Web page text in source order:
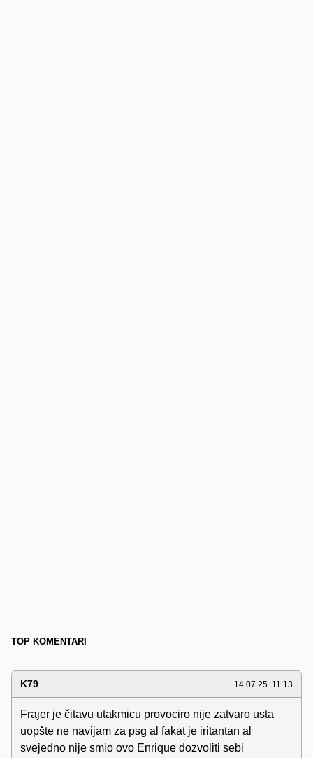
TOP KOMENTARI
K79 14.07.25. 11:13
Frajer je čitavu utakmicu provociro nije zatvaro usta
uopšte ne navijam za psg al fakat je iritantan al
svejedno nije smio ovo Enrique dozvoliti sebi